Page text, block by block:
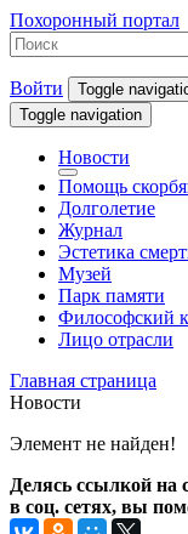
Похоронный портал
Войти
Toggle
Toggle navigation
Новости
Помощь
Долголетие
Журнал
Эстетика
Музей
Парк памяти
Философский
Лицо отрасли
Главная страница
Новости
Элемент не найден!
Делясь ссылкой на
в соц. сетях, вы